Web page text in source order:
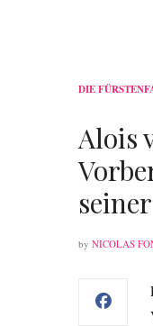
DIE
Alois
by NICOLAS